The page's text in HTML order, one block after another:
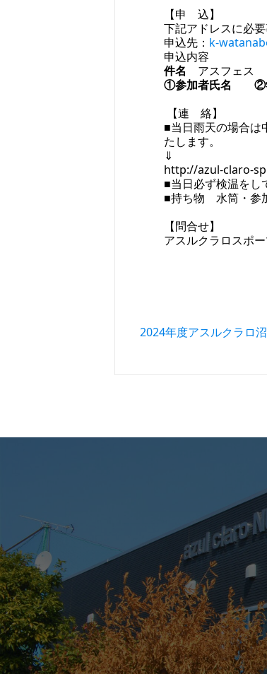
【申 込】
下記アドレスに必
申込先： k-
申込内容
件名 アスフェス
①参加者氏名 ②
【連 絡】
■当日雨天の場合は
たします。
⇓
http://azul-claro-
■当日必ず検温をし
■持ち物 水筒・参
【問合せ】
アスルクラロスポ